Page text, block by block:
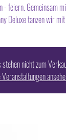
- feiern. Gemeinsam
Deluxe tanzen wir
nicht zum